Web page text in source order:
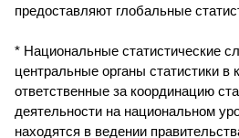
предоставляют глобальные
* Национальные статистические
центральные органы статистики в
ответственные за координацию
деятельности на национальном
находятся в ведении